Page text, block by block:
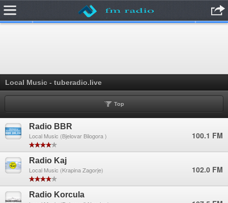
Local Music - tuberadio.live
Top
Radio BBR
100.1 FM
Local Music (Bjelovar Bilogora )
Radio Kaj
102.0 FM
Local Music (Krapina Zagorje)
Radio Korcula
.Radio BBR Radio Kaj Radio Korcula Radio Postaja Novska Vinkovci
Radio V FM Radio Kaj